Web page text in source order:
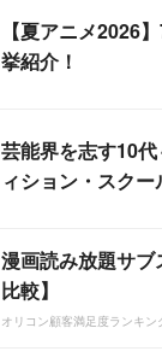
【夏アニメ2026
挙紹介！
芸能界を志す10
ィション・スク
漫画読み放題サ
比較】
オリコン顧客満足度ランキン